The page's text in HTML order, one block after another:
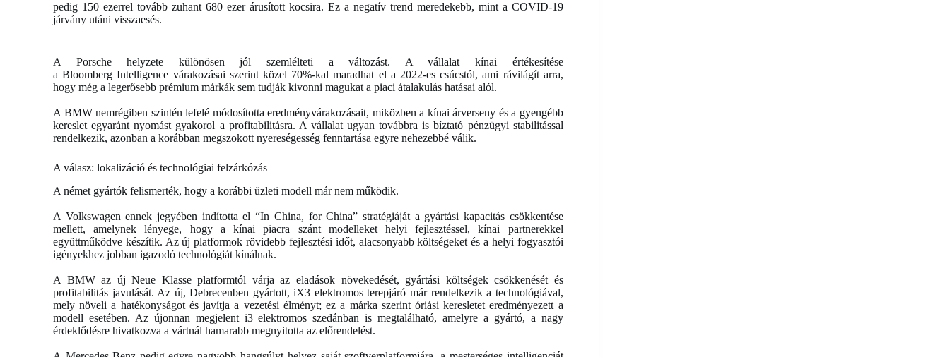
pedig 150 ezerrel tovább zuhant 680 ezer árusított kocsira. Ez a negatív trend meredekebb, mint a COVID-19
járvány utáni visszaesés.
A Porsche helyzete különösen jól szemlélteti a változást. A vállalat kínai értékesítése
a Bloomberg Intelligence várakozásai szerint közel 70%-kal maradhat el a 2022-es csúcstól, ami rávilágít arra,
hogy még a legerősebb prémium márkák sem tudják kivonni magukat a piaci átalakulás hatásai alól.
A BMW nemrégiben szintén lefelé módosította eredményvárakozásait, miközben a kínai árverseny és a gyengébb
kereslet egyaránt nyomást gyakorol a profitabilitásra. A vállalat ugyan továbbra is bíztató pénzügyi stabilitással
rendelkezik, azonban a korábban megszokott nyereségesség fenntartása egyre nehezebbé válik.
A válasz: lokalizáció és technológiai felzárkózás
A német gyártók felismerték, hogy a korábbi üzleti modell már nem működik.
A Volkswagen ennek jegyében indította el “In China, for China” stratégiáját a gyártási kapacitás csökkentése
mellett, amelynek lényege, hogy a kínai piacra szánt modelleket helyi fejlesztéssel, kínai partnerekkel
együttműködve készítik. Az új platformok rövidebb fejlesztési időt, alacsonyabb költségeket és a helyi fogyasztói
igényekhez jobban igazodó technológiát kínálnak.
A BMW az új Neue Klasse platformtól várja az eladások növekedését, gyártási költségek csökkenését és
profitabilitás javulását. Az új, Debrecenben gyártott, iX3 elektromos terepjáró már rendelkezik a technológiával,
mely növeli a hatékonyságot és javítja a vezetési élményt; ez a márka szerint óriási keresletet eredményezett a
modell esetében. Az újonnan megjelent i3 elektromos szedánban is megtalálható, amelyre a gyártó, a nagy
érdeklődésre hivatkozva a vártnál hamarabb megnyitotta az előrendelést.